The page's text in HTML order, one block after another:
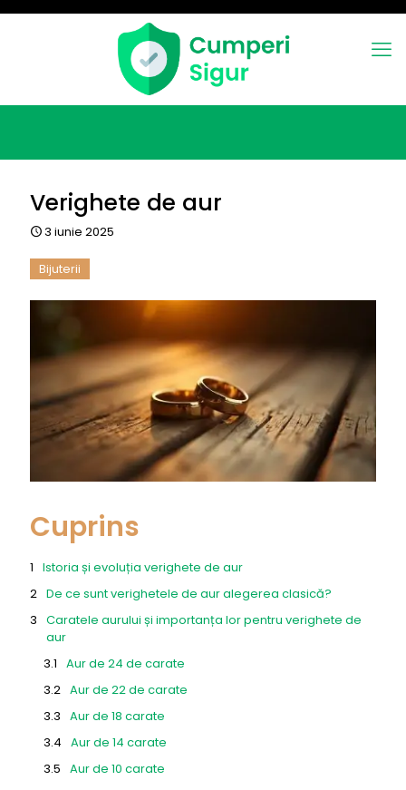
Verighete de aur
3 iunie 2025
Bijuterii
Cuprins
Istoria și evoluția verighete de aur
De ce sunt verighetele de aur alegerea clasică?
Caratele aurului și importanța lor pentru verighete de
aur
Aur de 24 de carate
Aur de 22 de carate
Aur de 18 carate
Aur de 14 carate
Aur de 10 carate